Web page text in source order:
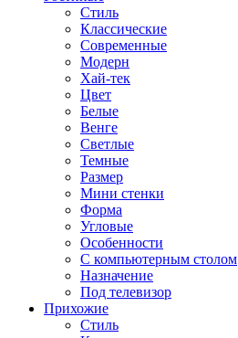
Стиль
Классические
Современные
Модерн
Хай-тек
Цвет
Белые
Венге
Светлые
Темные
Размер
Мини стенки
Форма
Угловые
Особенности
С компьютерным столом
Назначение
Под телевизор
Прихожие
Стиль